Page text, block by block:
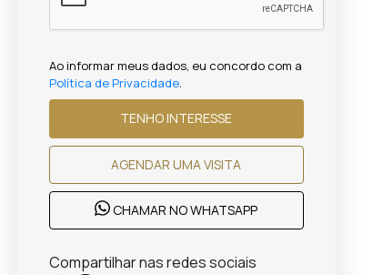
Ao informar meus dados, eu concordo com a
Política de Privacidade.
TENHO INTERESSE
AGENDAR UMA VISITA
CHAMAR NO WHATSAPP
Compartilhar nas redes sociais